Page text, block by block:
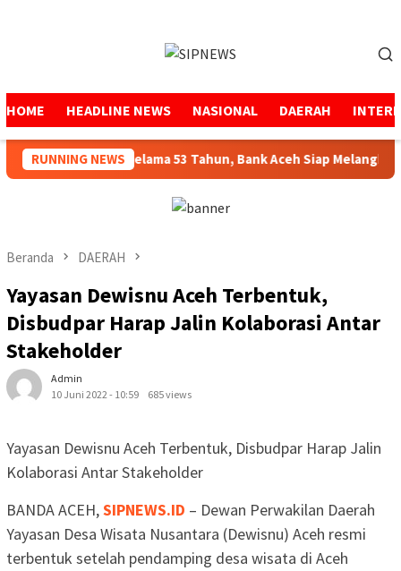
HOME HEADLINE NEWS NASIONAL DAERAH
RUNNING NEWS
Amanah Selama 53 Tahun, Bank Aceh Siap Melangkah
Beranda DAERAH
Yayasan Dewisnu Aceh Terbentuk,
Disbudpar Harap Jalin Kolaborasi Antar
Stakeholder
Admin
10 Juni 2022 - 10:59
685 views
Yayasan Dewisnu Aceh Terbentuk, Disbudpar Harap Jalin
Kolaborasi Antar Stakeholder
BANDA ACEH,SIPNEWS.ID – Dewan Perwakilan Daerah
Yayasan Desa Wisata Nusantara (Dewisnu) Aceh resmi
terbentuk setelah pendamping desa wisata di Aceh